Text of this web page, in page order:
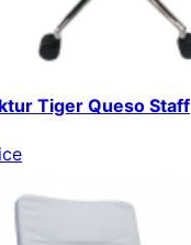
Tiger Queso Staff